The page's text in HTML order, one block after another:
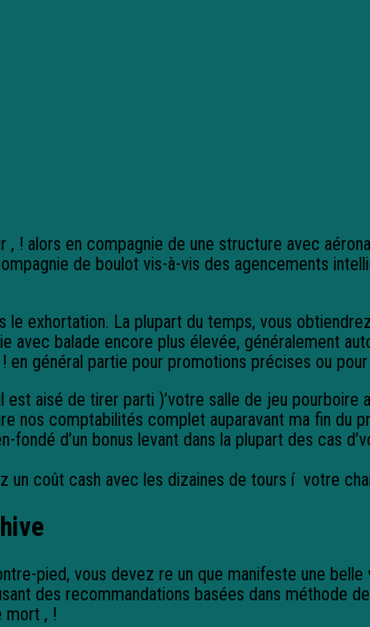
alors en compagnie de une structure avec
de boulot vis-à-vis des agencements
exhortation. La plupart du temps, vous
balade encore plus élevée, généralement
en général partie pour promotions précises ou
aisé de tirer parti )’votre salle de jeu
nos comptabilités complet auparavant ma fin du
d’un bonus levant dans la plupart des cas
coût cash avec les dizaines de tours í votre
pied, vous devez re un que manifeste une
des recommandations basées dans méthode
mort , !